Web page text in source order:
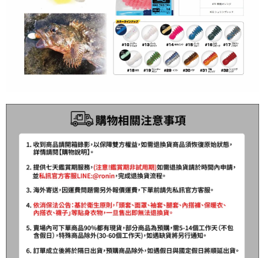
１．透過由恩沛科技股份有限公司提供之「AFTEE先享後付」服務完成之交
易，需依本服務之必要範圍內提供個人資料，並將交易相關給付款項請求債
權轉讓予恩沛科技股份有限公司。
２．關於個人資料處理事宜，請瀏覽以下網址：
https://aftee.tw/terms/#terms3
３．未成年的使用者請事先徵得法定代理人或監護人之同意方可使用
４．使用「AFTEE先享後付」時，將依據個別帳號之用戶狀況，依本公司即
時審查核予不同之上限額度；若仍有額度不足之情形，本公司將視審查結果
請求用戶進行身份認證。
恩沛科技股份有限公司將有權停止該用戶之使用額度並採取法律行動。
每筆NT$60，滿NT$1,200(含以上)免運費
一般宅配（門市自取請勿下單，請聯繫客服）
每筆NT$100，滿NT$2,000(含以上)免運費
離島一般宅配
貨到付款（門市自取請勿下單，請聯繫客服）
每筆NT$200，滿NT$3,000(含以上)免運費